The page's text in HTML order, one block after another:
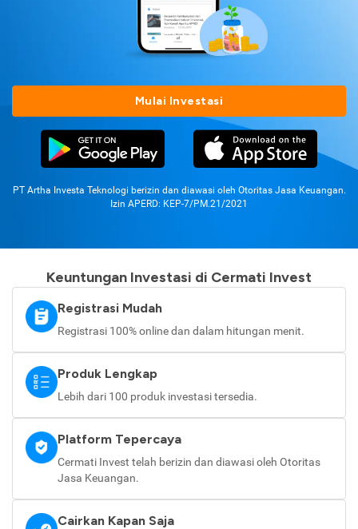
Mulai Investasi
PT Artha Investa Teknologi berizin dan diawasi oleh Otoritas Jasa Keuangan.
Izin APERD: KEP-7/PM.21/2021
Keuntungan Investasi di Cermati Invest
Registrasi Mudah
Registrasi 100% online dan dalam hitungan menit.
Produk Lengkap
Lebih dari 100 produk investasi tersedia.
Platform Tepercaya
Cermati Invest telah berizin dan diawasi oleh Otoritas
Jasa Keuangan.
Cairkan Kapan Saja